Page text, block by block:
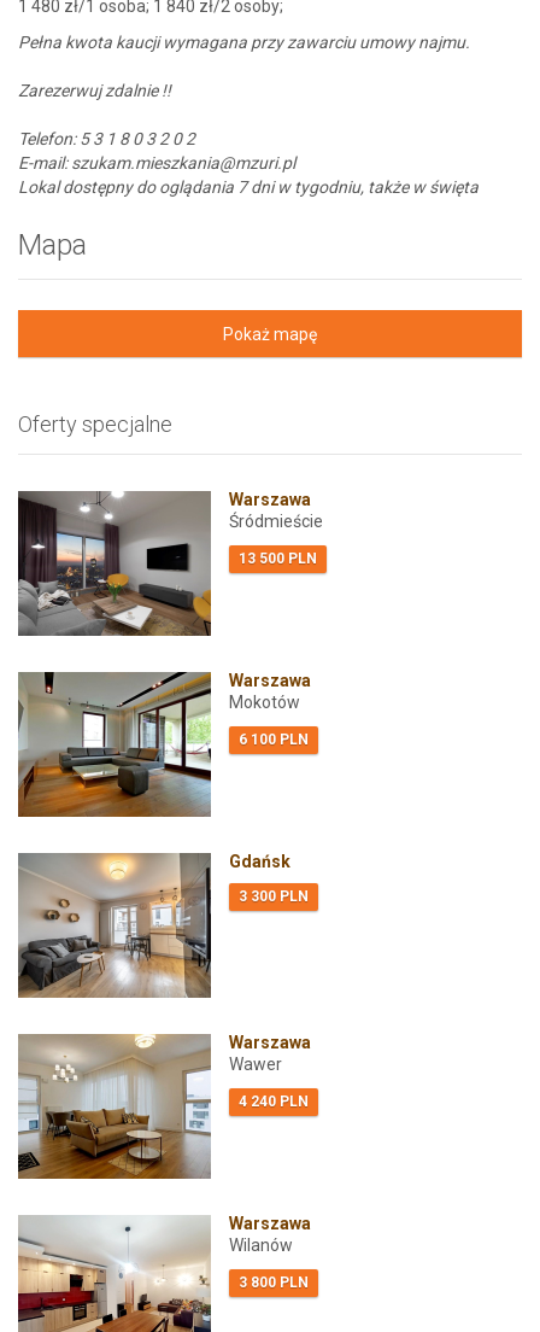
1 480 zł/1 osoba; 1 840 zł/2 osoby;
Pełna kwota kaucji wymagana przy zawarciu umowy najmu.
Zarezerwuj zdalnie !!
Telefon: 5 3 1 8 0 3 2 0 2
E-mail: szukam.mieszkania@mzuri.pl
Lokal dostępny do oglądania 7 dni w tygodniu, także w święta
Mapa
Pokaż mapę
Oferty specjalne
Warszawa
Śródmieście
13 500 PLN
Warszawa
Mokotów
6 100 PLN
Gdańsk
3 300 PLN
Warszawa
Wawer
4 240 PLN
Warszawa
Wilanów
3 800 PLN